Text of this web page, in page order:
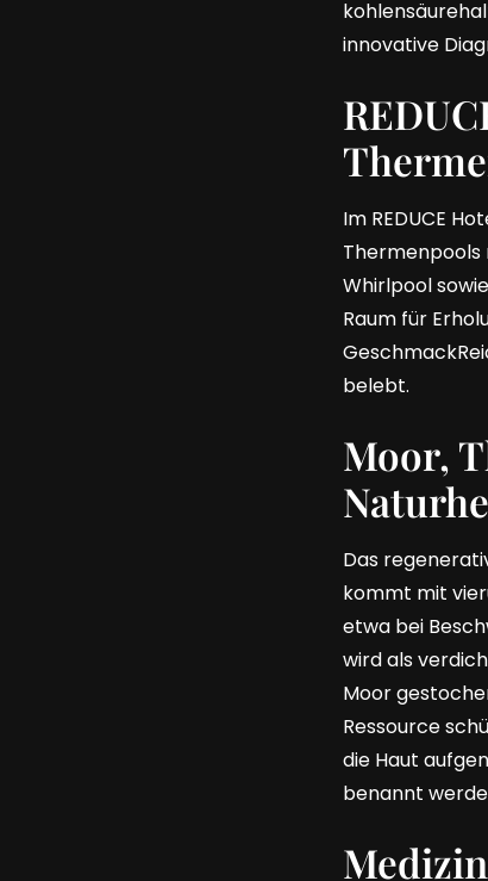
innovative
Im REDUCE
Thermenpools
Whirlpool
Raum für
belebt.
Moor,
Das
kommt mit
etwa bei
wird als
Moor
Ressource
die Haut
benannt